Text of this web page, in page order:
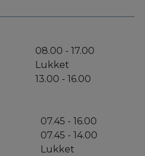
08.00 - 17.00
Lukket
13.00 - 16.00
07.45 - 16.00
07.45 - 14.00
Lukket